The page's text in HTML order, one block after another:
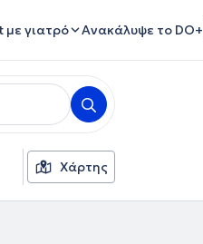
με γιατρό Ανακάλυψε το DO+
φίλτρα Γλώσσες
Χάρτης